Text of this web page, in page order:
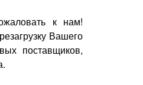
к нам!
Вашего
поставщиков,